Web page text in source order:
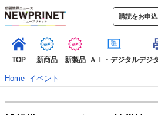
購読をお申
TOP 新商品 新製品 ＡＩ・デジタルデジ
Home–イベント